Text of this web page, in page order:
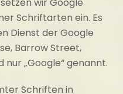
Schriftarten ein. Es
Dienst der Google
Barrow Street,
„Google“ genannt.
Schriften in